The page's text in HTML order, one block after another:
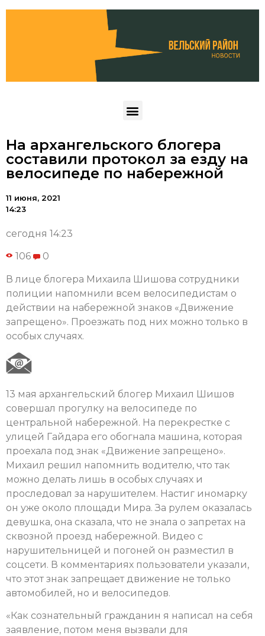
На архангельского блогера
составили протокол за езду на
велосипеде по набережной
11 июня, 2021
14:23
сегодня 14:23
106 0
В лице блогера Михаила Шишова сотрудники
полиции напомнили всем велосипедистам о
действии на набережной знаков «Движение
запрещено». Проезжать под них можно только в
особых случаях.
13 мая архангельский блогер Михаил Шишов
совершал прогулку на велосипеде по
центральной набережной. На перекрестке с
улицей Гайдара его обогнала машина, которая
проехала под знак «Движение запрещено».
Михаил решил напомнить водителю, что так
можно делать лишь в особых случаях и
проследовал за нарушителем. Настиг иномарку
он уже около площади Мира. За рулем оказалась
девушка, она сказала, что не знала о запретах на
сквозной проезд набережной. Видео с
нарушительницей и погоней он разместил в
соцсети. В комментариях пользователи указали,
что этот знак запрещает движение не только
автомобилей, но и велосипедов.
«Как сознательный гражданин я написал на себя
заявление, потом меня вызвали для